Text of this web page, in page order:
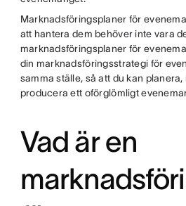
Marknadsföringsplaner för
att hantera dem behöver inte vara
marknadsföringsplaner för
din marknadsföringsstrategi för
samma ställe, så att du kan
producera ett oförglömligt
Vad är en